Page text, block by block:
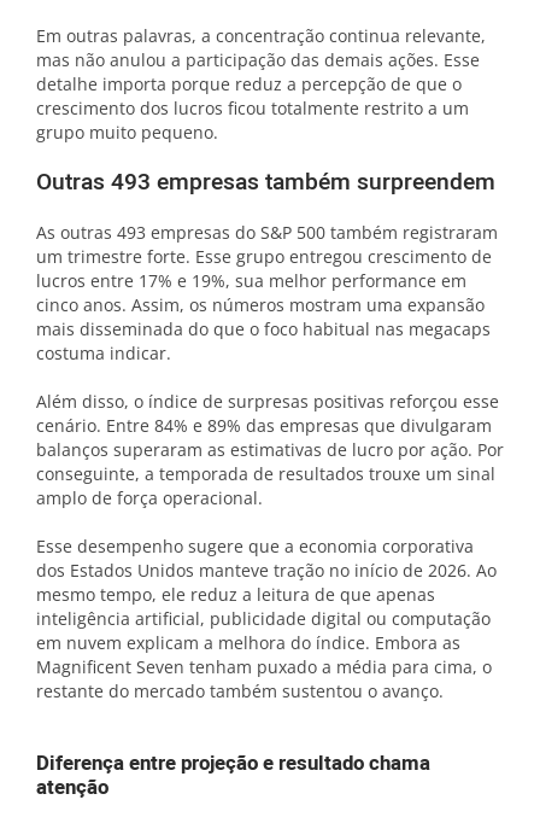
Em outras palavras, a concentração continua relevante,
mas não anulou a participação das demais ações. Esse
detalhe importa porque reduz a percepção de que o
crescimento dos lucros ficou totalmente restrito a um
grupo muito pequeno.
Outras 493 empresas também surpreendem
As outras 493 empresas do S&P 500 também registraram
um trimestre forte. Esse grupo entregou crescimento de
lucros entre 17% e 19%, sua melhor performance em
cinco anos. Assim, os números mostram uma expansão
mais disseminada do que o foco habitual nas megacaps
costuma indicar.
Além disso, o índice de surpresas positivas reforçou esse
cenário. Entre 84% e 89% das empresas que divulgaram
balanços superaram as estimativas de lucro por ação. Por
conseguinte, a temporada de resultados trouxe um sinal
amplo de força operacional.
Esse desempenho sugere que a economia corporativa
dos Estados Unidos manteve tração no início de 2026. Ao
mesmo tempo, ele reduz a leitura de que apenas
inteligência artificial, publicidade digital ou computação
em nuvem explicam a melhora do índice. Embora as
Magnificent Seven tenham puxado a média para cima, o
restante do mercado também sustentou o avanço.
Diferença entre projeção e resultado chama
atenção